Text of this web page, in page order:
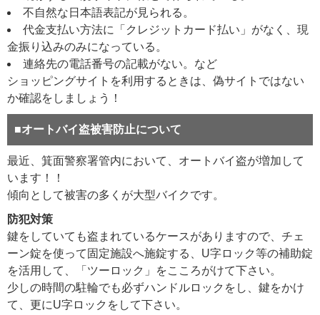
不自然な日本語表記が見られる。
代金支払い方法に「クレジットカード払い」がなく、現
金振り込みのみになっている。
連絡先の電話番号の記載がない。など
ショッピングサイトを利用するときは、偽サイトではない
か確認をしましょう！
■オートバイ盗被害防止について
最近、箕面警察署管内において、オートバイ盗が増加して
います！！
傾向として被害の多くが大型バイクです。
防犯対策
鍵をしていても盗まれているケースがありますので、チェ
ーン錠を使って固定施設へ施錠する、U字ロック等の補助錠
を活用して、「ツーロック」をこころがけて下さい。
少しの時間の駐輪でも必ずハンドルロックをし、鍵をかけ
て、更にU字ロックをして下さい。